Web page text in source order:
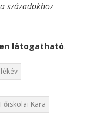
századokhoz
látogatható.
Kara